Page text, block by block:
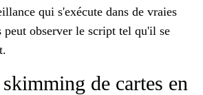
qui s'exécute dans de vraies
peut observer le script tel qu'il se
de cartes en